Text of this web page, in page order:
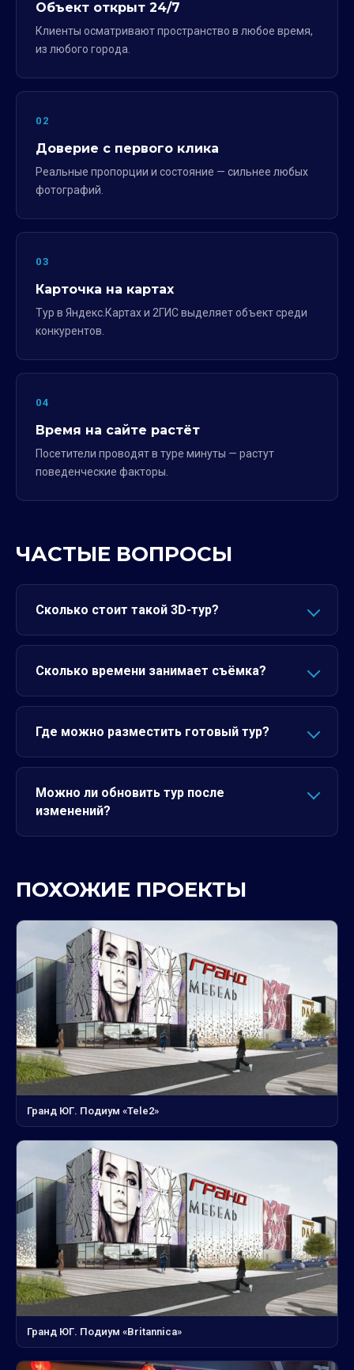
Объект открыт 24/7
Клиенты осматривают пространство в любое время,
из любого города.
02
Доверие с первого клика
Реальные пропорции и состояние — сильнее любых
фотографий.
03
Карточка на картах
Тур в Яндекс.Картах и 2ГИС выделяет объект среди
конкурентов.
04
Время на сайте растёт
Посетители проводят в туре минуты — растут
поведенческие факторы.
ЧАСТЫЕ ВОПРОСЫ
Сколько стоит такой 3D-тур?
Сколько времени занимает съёмка?
Где можно разместить готовый тур?
Можно ли обновить тур после
изменений?
ПОХОЖИЕ ПРОЕКТЫ
Гранд ЮГ. Подиум «Tele2»
Гранд ЮГ. Подиум «Britannica»